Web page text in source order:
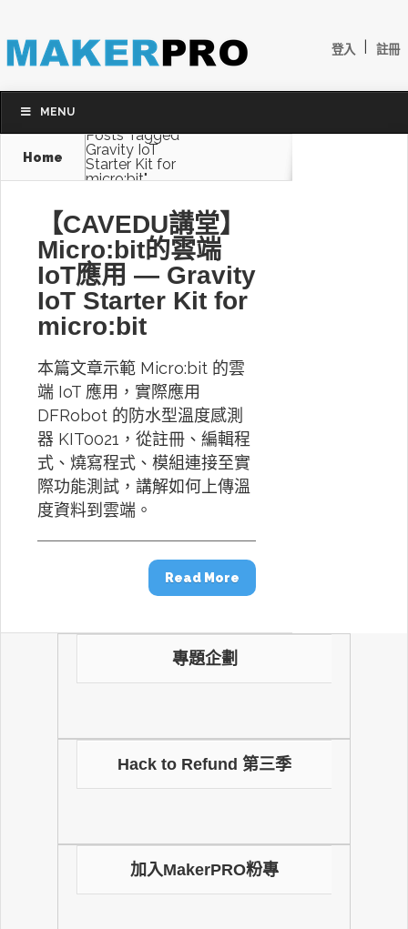
登入 註冊
MENU
Home
Posts Tagged
Gravity IoT
Starter Kit for
micro:bit"
【CAVEDU講堂】
Micro:bit的雲端
IoT應用 — Gravity
IoT Starter Kit for
micro:bit
本篇文章示範 Micro:bit 的雲
端 IoT 應用，實際應用
DFRobot 的防水型溫度感測
器 KIT0021，從註冊、編輯程
式、燒寫程式、模組連接至實
際功能測試，講解如何上傳溫
度資料到雲端。
Read More
專題企劃
Hack to Refund 第三季
加入MakerPRO粉專